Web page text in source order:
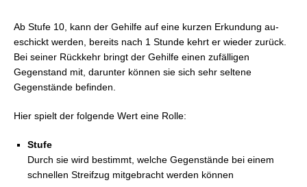
Ab Stufe 10, kann der Gehilfe auf eine kurzen Erkundung au-
eschickt werden, bereits nach 1 Stunde kehrt er wieder zurück.
Bei seiner Rückkehr bringt der Gehilfe einen zufälligen
Gegenstand mit, darunter können sie sich sehr seltene
Gegenstände befinden.
Hier spielt der folgende Wert eine Rolle:
Stufe
Durch sie wird bestimmt, welche Gegenstände bei einem
schnellen Streifzug mitgebracht werden können